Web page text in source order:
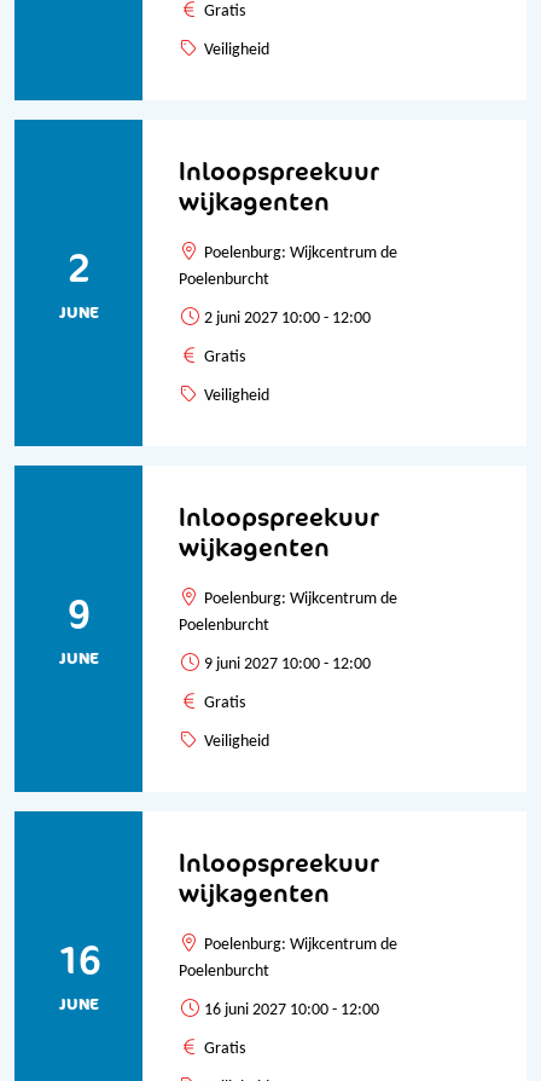
Gratis
Veiligheid
Inloopspreekuur
wijkagenten
2
JUNE
Poelenburg: Wijkcentrum de
Poelenburcht
2 juni 2027 10:00 - 12:00
Gratis
Veiligheid
Inloopspreekuur
wijkagenten
9
JUNE
Poelenburg: Wijkcentrum de
Poelenburcht
9 juni 2027 10:00 - 12:00
Gratis
Veiligheid
Inloopspreekuur
wijkagenten
16
JUNE
Poelenburg: Wijkcentrum de
Poelenburcht
16 juni 2027 10:00 - 12:00
Gratis